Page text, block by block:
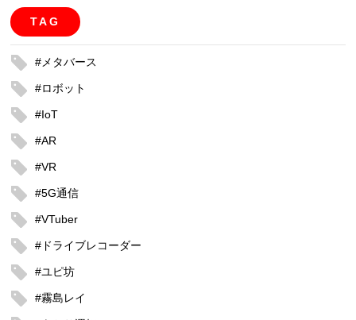
TAG
#メタバース
#ロボット
#IoT
#AR
#VR
#5G通信
#VTuber
#ドライブレコーダー
#ユピ坊
#霧島レイ